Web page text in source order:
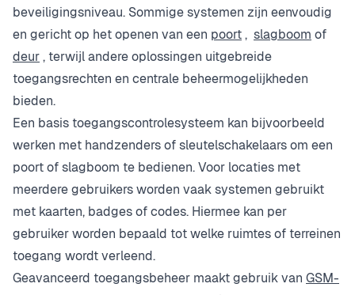
beveiligingsniveau. Sommige systemen zijn eenvoudig
en gericht op het openen van een poort, slagboom of
deur, terwijl andere oplossingen uitgebreide
toegangsrechten en centrale beheermogelijkheden
bieden.
Een basis toegangscontrolesysteem kan bijvoorbeeld
werken met handzenders of sleutelschakelaars om een
poort of slagboom te bedienen. Voor locaties met
meerdere gebruikers worden vaak systemen gebruikt
met kaarten, badges of codes. Hiermee kan per
gebruiker worden bepaald tot welke ruimtes of terreinen
toegang wordt verleend.
Geavanceerd toegangsbeheer maakt gebruik van GSM-